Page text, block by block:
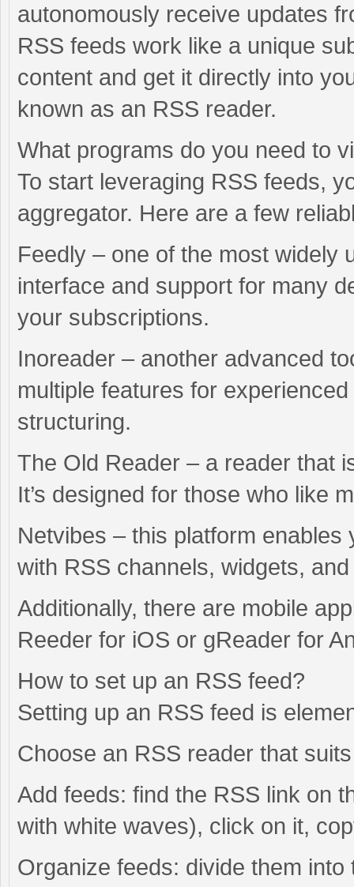
autonomously receive updates
RSS feeds work like a unique
content and get it directly into
known as an RSS reader.
What programs do you need to
To start leveraging RSS feeds,
aggregator. Here are a few
Feedly – one of the most widely
interface and support for many
your subscriptions.
Inoreader – another advanced
multiple features for
structuring.
The Old Reader – a reader that
It’s designed for those who like
Netvibes – this platform
with RSS channels, widgets,
Additionally, there are mobile
Reeder for iOS or gReader for
How to set up an RSS feed?
Setting up an RSS feed is
Choose an RSS reader that
Add feeds: find the RSS link on
with white waves), click on it,
Organize feeds: divide them